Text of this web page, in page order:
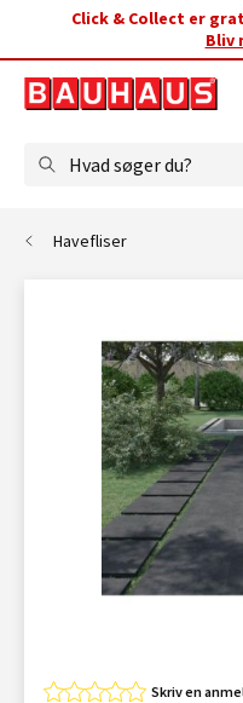
Click & Collect er
Bliv
Hvad søger du?
Havefliser
Skriv en